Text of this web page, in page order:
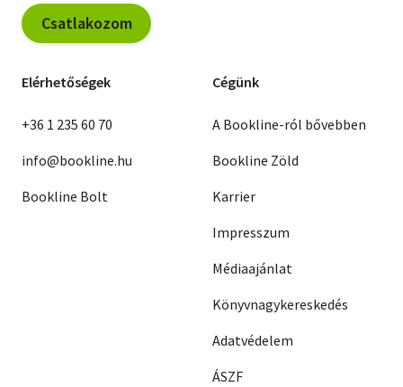
Csatlakozom
Elérhetőségek
+36 1 235 60 70
info@bookline.hu
Bookline Bolt
Cégünk
A Bookline-ról bővebben
Bookline Zöld
Karrier
Impresszum
Médiaajánlat
Könyvnagykereskedés
Adatvédelem
ÁSZF